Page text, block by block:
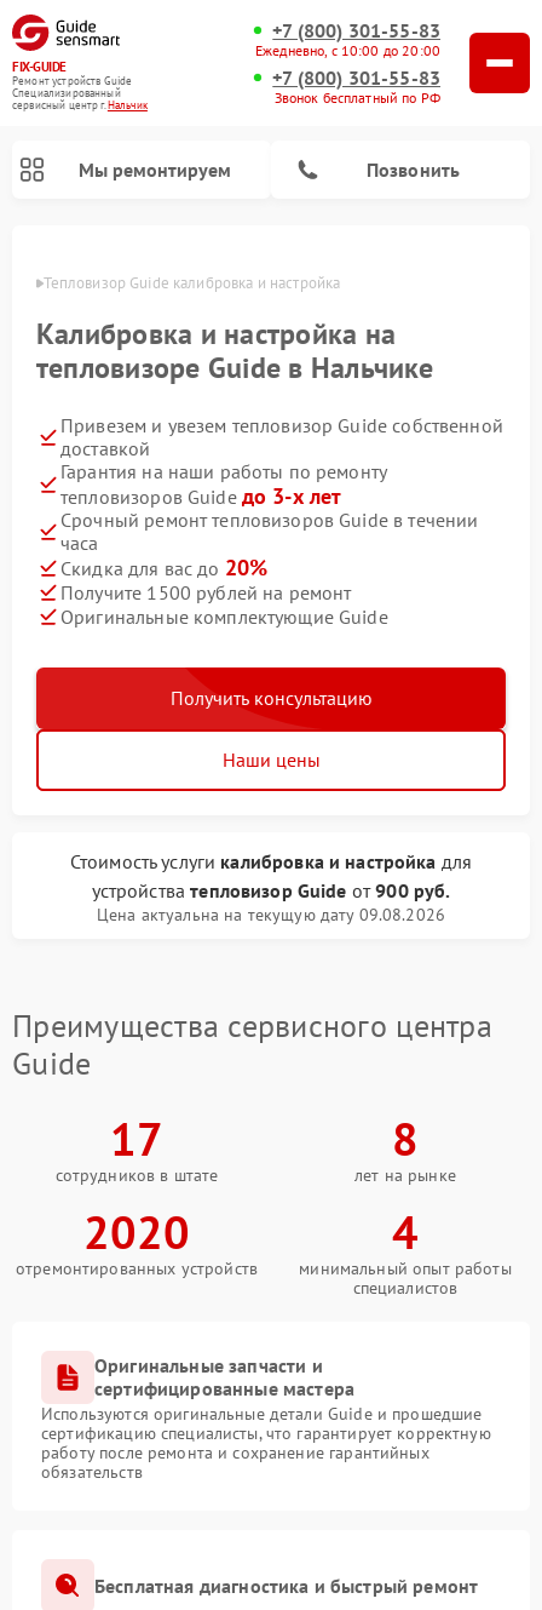
FIX-GUIDE
Ремонт устройств Guide
Специализированный
cервисный центр г.Нальчик
+7 (800) 301-55-83
Ежедневно, с 10:00 до 20:00
+7 (800) 301-55-83
Звонок бесплатный по РФ
Мы ремонтируем Позвонить
Тепловизор Guide калибровка и настройка
Калибровка и настройка на
тепловизоре Guide в Нальчике
Привезем и увезем тепловизор Guide собственной
доставкой
Гарантия на наши работы по ремонту
тепловизоров Guide до 3-х лет
Срочный ремонт тепловизоров Guide в течении
часа
Скидка для вас до 20%
Получите 1500 рублей на ремонт
Оригинальные комплектующие Guide
Получить консультацию
Наши цены
Стоимость услуги калибровка и настройка для
устройстватепловизор Guide от900 руб.
Цена актуальна на текущую дату 09.08.2026
Преимущества сервисного центра
Guide
17
сотрудников в штате
8
лет на рынке
2020
отремонтированных устройств
4
минимальный опыт работы
специалистов
Оригинальные запчасти и
сертифицированные мастера
Используются оригинальные детали Guide и прошедшие
сертификацию специалисты, что гарантирует корректную
работу после ремонта и сохранение гарантийных
обязательств
Бесплатная диагностика и быстрый ремонт